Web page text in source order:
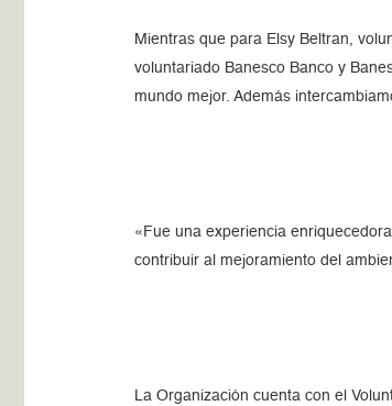
Mientras que para Elsy Beltran,
voluntariado Banesco Banco y
mundo mejor. Además
«Fue una experiencia
contribuir al mejoramiento del
La Organización cuenta con el